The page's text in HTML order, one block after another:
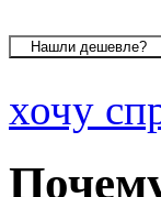
хочу